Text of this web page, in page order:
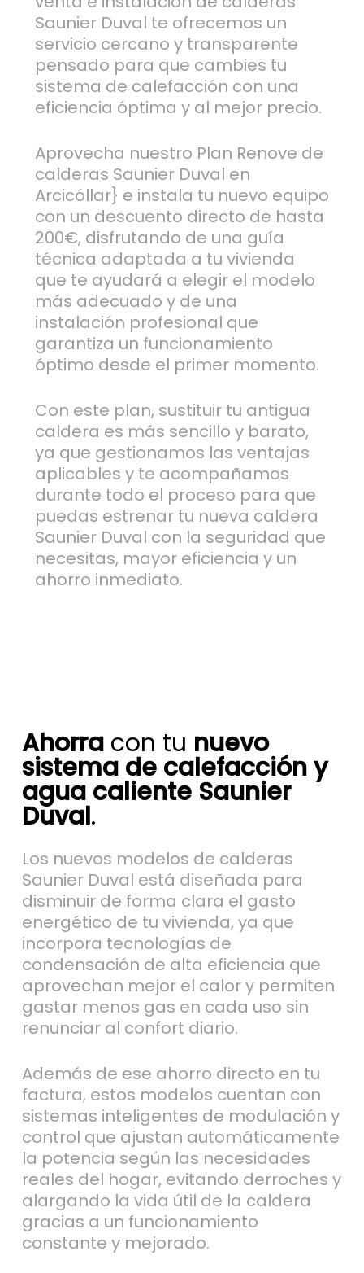
Saunier Duval te ofrecemos un
servicio cercano y transparente
pensado para que cambies tu
sistema de calefacción con una
eficiencia óptima y al mejor precio.
Aprovecha nuestro Plan Renove de
calderas Saunier Duval en
Arcicóllar} e instala tu nuevo equipo
con un descuento directo de hasta
200€, disfrutando de una guía
técnica adaptada a tu vivienda
que te ayudará a elegir el modelo
más adecuado y de una
instalación profesional que
garantiza un funcionamiento
óptimo desde el primer momento.
Con este plan, sustituir tu antigua
caldera es más sencillo y barato,
ya que gestionamos las ventajas
aplicables y te acompañamos
durante todo el proceso para que
puedas estrenar tu nueva caldera
Saunier Duval con la seguridad que
necesitas, mayor eficiencia y un
ahorro inmediato.
Ahorracon tu nuevo
sistema de calefacción y
agua caliente Saunier
Duval.
Los nuevos modelos de calderas
Saunier Duval está diseñada para
disminuir de forma clara el gasto
energético de tu vivienda, ya que
incorpora tecnologías de
condensación de alta eficiencia que
aprovechan mejor el calor y permiten
gastar menos gas en cada uso sin
renunciar al confort diario.
Además de ese ahorro directo en tu
factura, estos modelos cuentan con
sistemas inteligentes de modulación y
control que ajustan automáticamente
la potencia según las necesidades
reales del hogar, evitando derroches y
alargando la vida útil de la caldera
gracias a un funcionamiento
constante y mejorado.